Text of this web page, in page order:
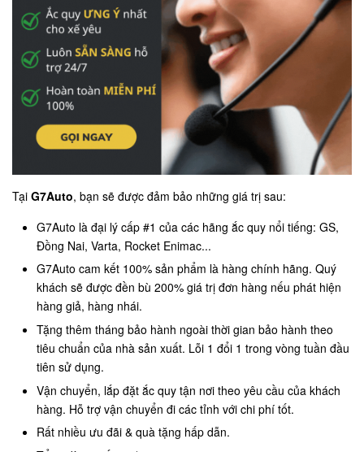
Tại G7Auto, bạn sẽ được đảm bảo những giá trị sau:
G7Auto là đại lý cấp #1 của các hãng ắc quy nổi tiếng: GS,
Đồng Nai, Varta, Rocket Enimac...
G7Auto cam kết 100% sản phẩm là hàng chính hãng. Quý
khách sẽ được đền bù 200% giá trị đơn hàng nếu phát hiện
hàng giả, hàng nhái.
Tặng thêm tháng bảo hành ngoài thời gian bảo hành theo
tiêu chuẩn của nhà sản xuất. Lỗi 1 đổi 1 trong vòng tuần đầu
tiên sử dụng.
Vận chuyển, lắp đặt ắc quy tận nơi theo yêu cầu của khách
hàng. Hỗ trợ vận chuyển đi các tỉnh với chi phí tốt.
Rất nhiều ưu đãi & quà tặng hấp dẫn.